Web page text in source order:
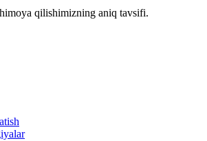
qilishimizning aniq tavsifi.